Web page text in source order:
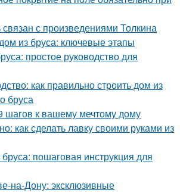
с произведениями Толкина
из бруса: ключевые этапы
простое руководство для
как правильно строить дом из
бруса
шагов к вашему мечтому дому
как сделать лавку своими руками из
пошаговая инструкция для
на-Дону: эксклюзивные